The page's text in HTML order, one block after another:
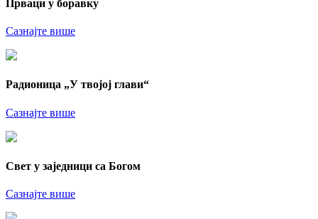
Прваци у боравку
Сазнајте више
Радионица „У твојој глави“
Сазнајте више
Свет у заједници са Богом
Сазнајте више